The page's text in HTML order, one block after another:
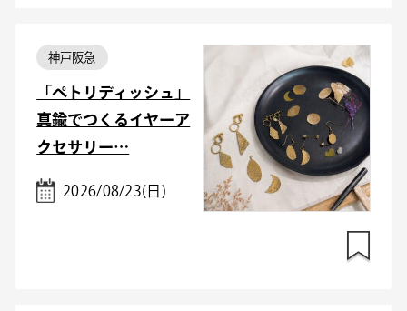
神戸阪急
「ペトリディッシュ」
真鍮でつくるイヤーア
クセサリー…
2026/08/23(日)